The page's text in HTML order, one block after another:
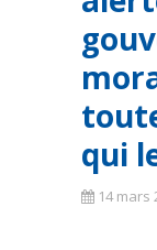
qui
14 mars